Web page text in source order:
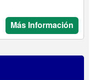
Más Información